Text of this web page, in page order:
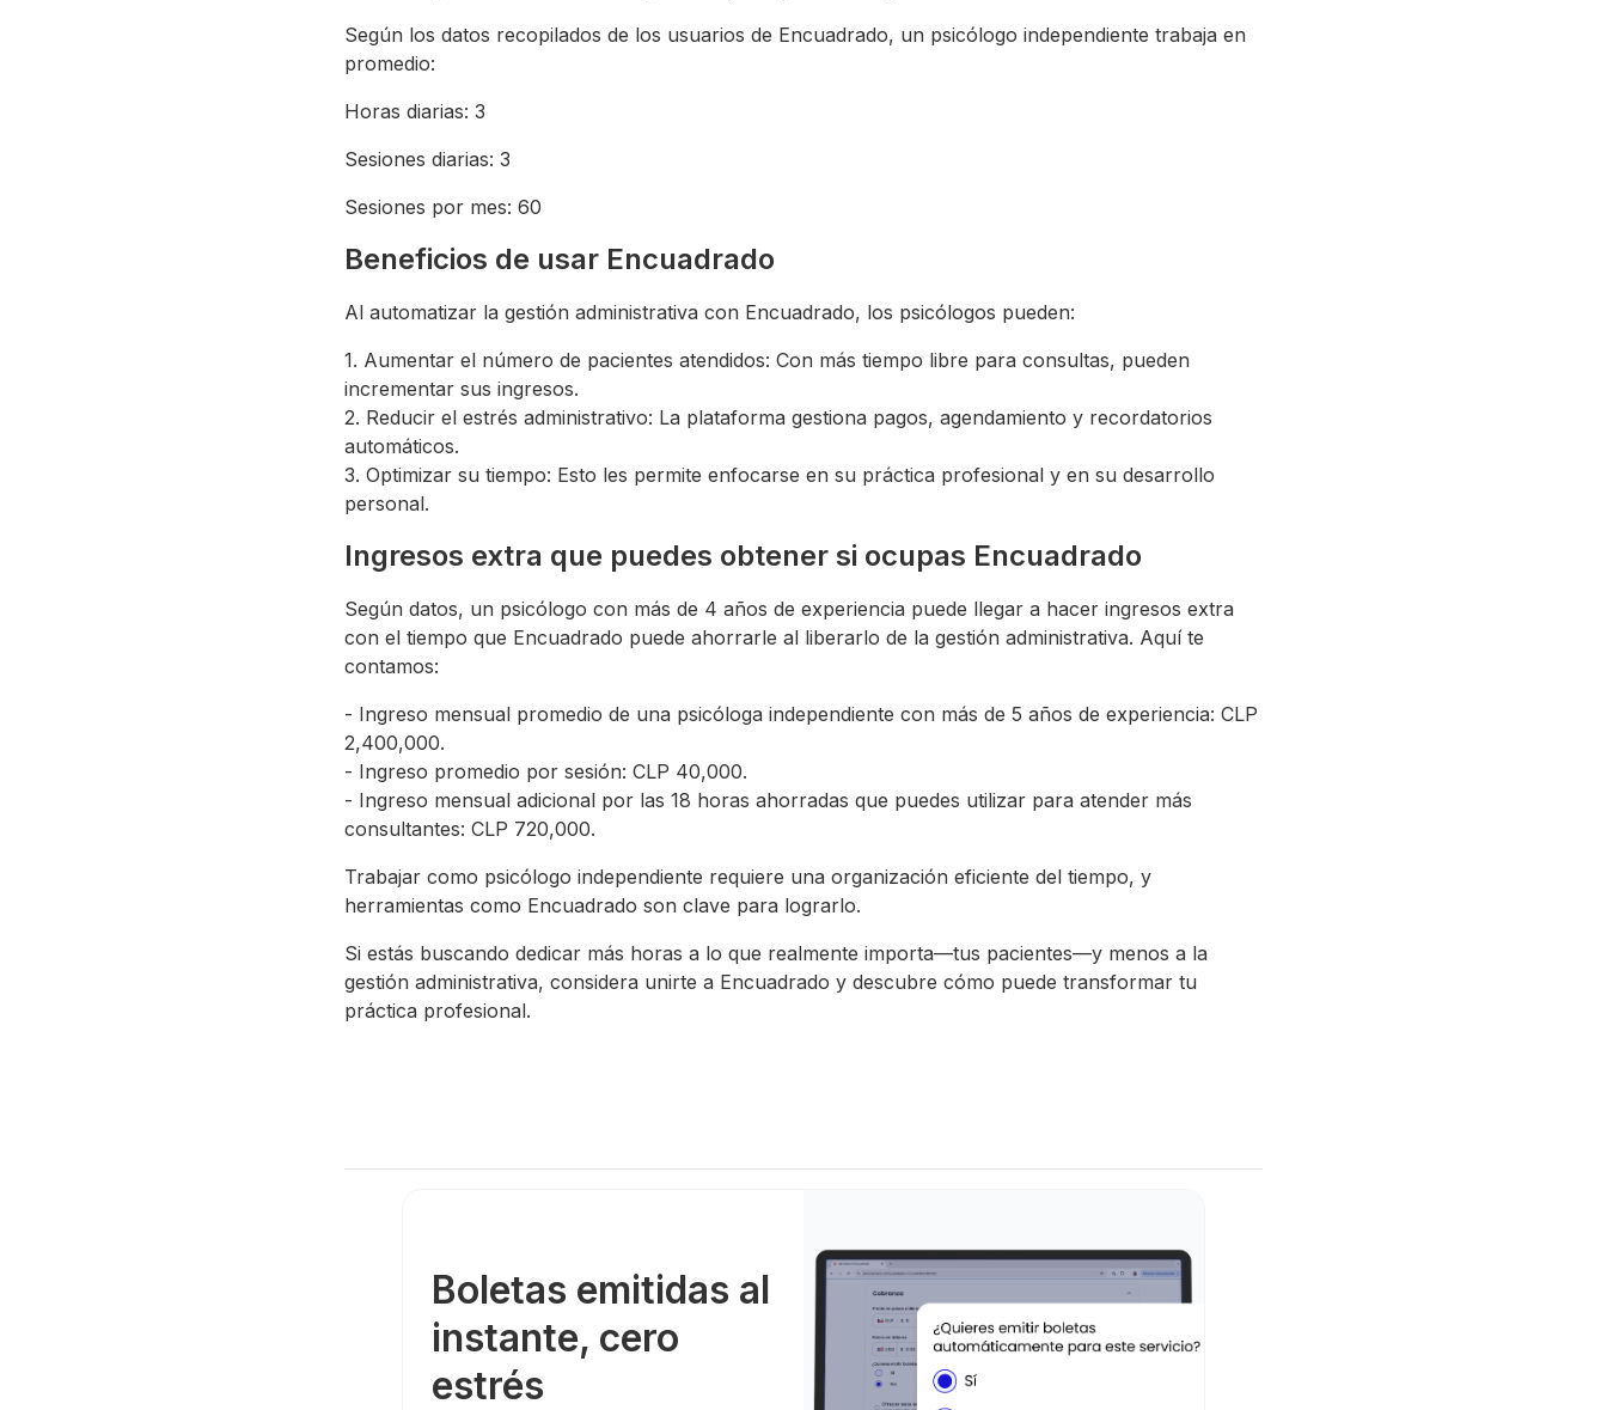
Según los datos recopilados de los usuarios de Encuadrado, un psicólogo independiente trabaja en
promedio:
Horas diarias: 3
Sesiones diarias: 3
Sesiones por mes: 60
Beneficios de usar Encuadrado
Al automatizar la gestión administrativa con Encuadrado, los psicólogos pueden:
1. Aumentar el número de pacientes atendidos: Con más tiempo libre para consultas, pueden
incrementar sus ingresos.
2. Reducir el estrés administrativo: La plataforma gestiona pagos, agendamiento y recordatorios
automáticos.
3. Optimizar su tiempo: Esto les permite enfocarse en su práctica profesional y en su desarrollo
personal.
Ingresos extra que puedes obtener si ocupas Encuadrado
Según datos, un psicólogo con más de 4 años de experiencia puede llegar a hacer ingresos extra
con el tiempo que Encuadrado puede ahorrarle al liberarlo de la gestión administrativa. Aquí te
contamos:
- Ingreso mensual promedio de una psicóloga independiente con más de 5 años de experiencia: CLP
2,400,000.
- Ingreso promedio por sesión: CLP 40,000.
- Ingreso mensual adicional por las 18 horas ahorradas que puedes utilizar para atender más
consultantes: CLP 720,000.
Trabajar como psicólogo independiente requiere una organización eficiente del tiempo, y
herramientas como Encuadrado son clave para lograrlo.
Si estás buscando dedicar más horas a lo que realmente importa—tus pacientes—y menos a la
gestión administrativa, considera unirte a Encuadrado y descubre cómo puede transformar tu
práctica profesional.
Boletas emitidas al
instante, cero
estrés